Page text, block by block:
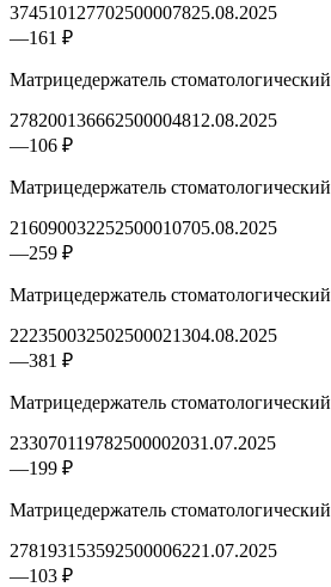
374510127702500007825.08.2025
—161 ₽
Матрицедержатель стоматологический
278200136662500004812.08.2025
—106 ₽
Матрицедержатель стоматологический
216090032252500010705.08.2025
—259 ₽
Матрицедержатель стоматологический
222350032502500021304.08.2025
—381 ₽
Матрицедержатель стоматологический
233070119782500002031.07.2025
—199 ₽
Матрицедержатель стоматологический
278193153592500006221.07.2025
—103 ₽